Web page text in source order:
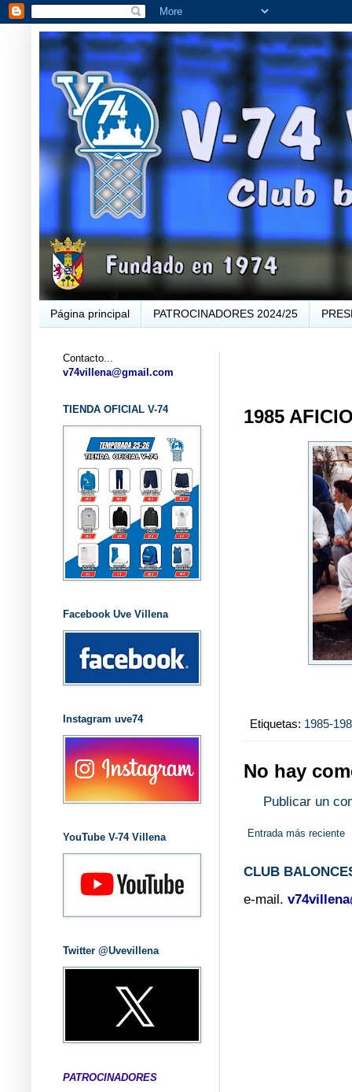
Página principal PATROCINADORES 2024/25
1985
Etiquetas: 1985-
No hay
Publicar un
Entrada más reciente
CLUB
e-mail.
Contacto...
v74villena@gmail.com
TIENDA OFICIAL V-74
Facebook Uve Villena
Instagram uve74
YouTube V-74 Villena
Twitter @Uvevillena
PATROCINADORES